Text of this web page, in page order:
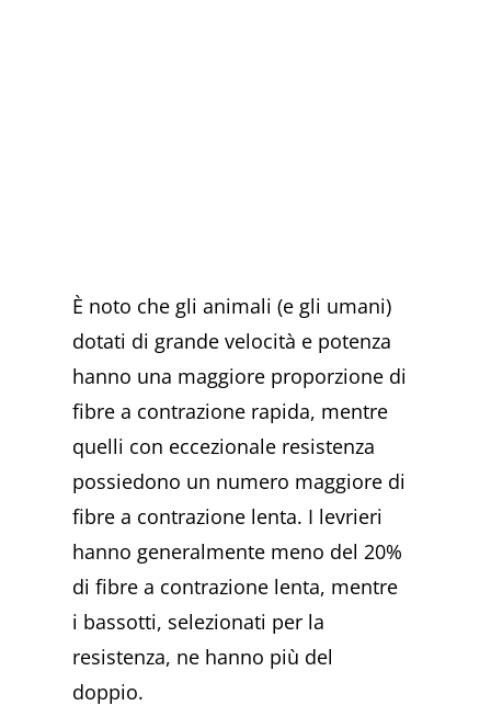
È noto che gli animali (e gli umani)
dotati di grande velocità e potenza
hanno una maggiore proporzione di
fibre a contrazione rapida, mentre
quelli con eccezionale resistenza
possiedono un numero maggiore di
fibre a contrazione lenta. I levrieri
hanno generalmente meno del 20%
di fibre a contrazione lenta, mentre
i bassotti, selezionati per la
resistenza, ne hanno più del
doppio.